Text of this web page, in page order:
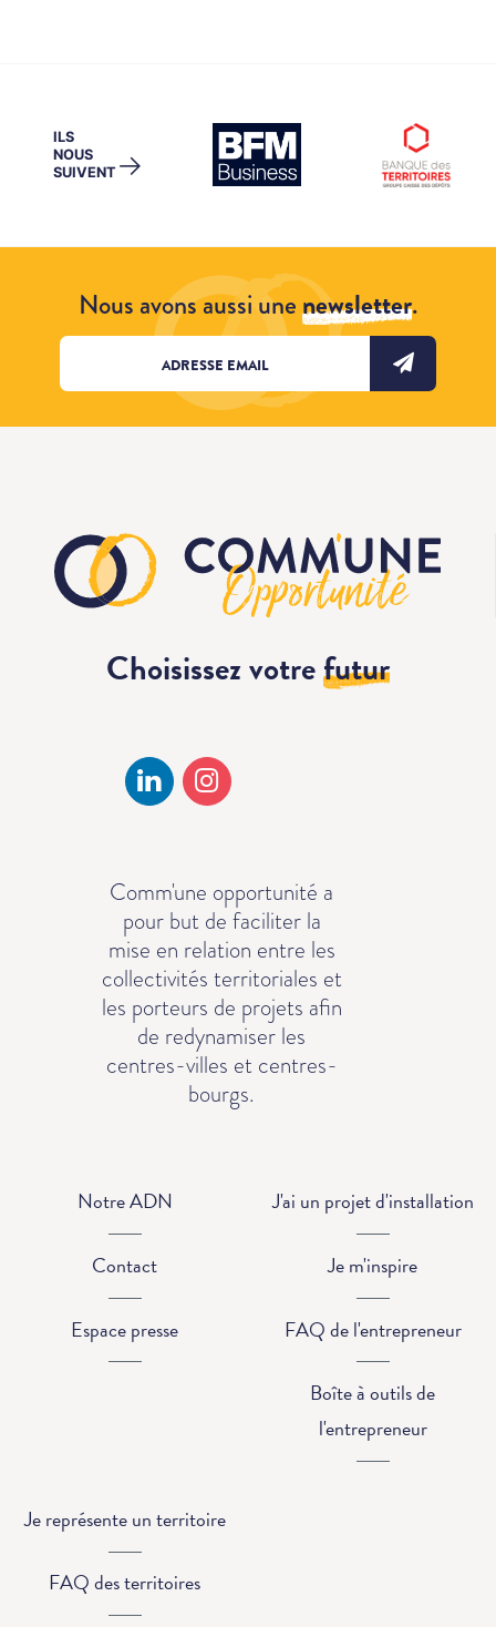
ILS
NOUS
SUIVENT →
Nous avons aussi unenewsletter.
Choisissez votrefutur
Comm'une opportunité a
pour but de faciliter la
mise en relation entre les
collectivités territoriales et
les porteurs de projets afin
de redynamiser les
centres-villes et centres-
bourgs.
Notre ADN
Contact
Espace presse
J'ai un projet d'installation
Je m'inspire
FAQ de l'entrepreneur
Boîte à outils de
l'entrepreneur
Je représente un territoire
FAQ des territoires